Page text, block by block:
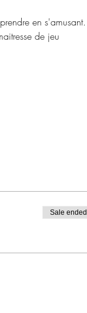
en s'amusant.
de jeu
Sale ended